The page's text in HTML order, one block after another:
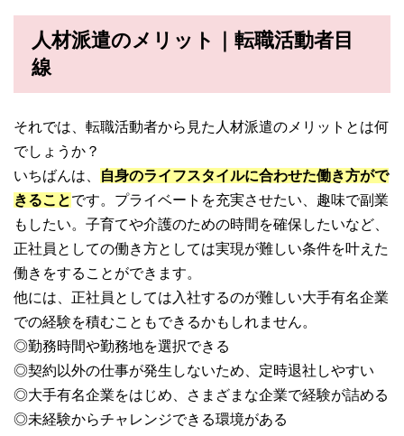
人材派遣のメリット｜転職活動者目
線
それでは、転職活動者から見た人材派遣のメリットとは何
でしょうか？
いちばんは、
自身のライフスタイルに合わせた働き方がで
きることです。プライベートを充実させたい、趣味で副業
もしたい。子育てや介護のための時間を確保したいなど、
正社員としての働き方としては実現が難しい条件を叶えた
働きをすることができます。
他には、正社員としては入社するのが難しい大手有名企業
での経験を積むこともできるかもしれません。
◎勤務時間や勤務地を選択できる
◎契約以外の仕事が発生しないため、定時退社しやすい
◎大手有名企業をはじめ、さまざまな企業で経験が詰める
◎未経験からチャレンジできる環境がある